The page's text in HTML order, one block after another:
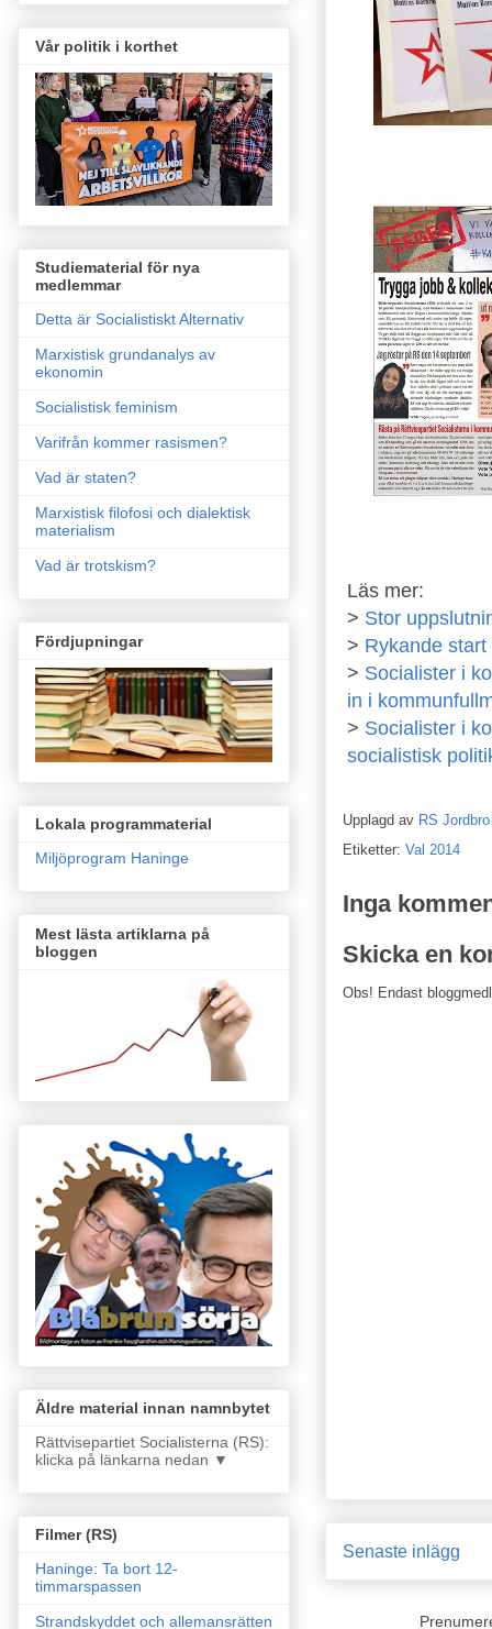
Läs mer:
> Stor
> Rykande
> Socialister i
in i
> Socialister i
socialistisk
Upplagd av RS Jordbro
Etiketter: Val 2014
Inga
Skicka en
Obs! Endast
Senaste inlägg
Vår politik i korthet
Studiematerial för nya
medlemmar
Detta är Socialistiskt Alternativ
Marxistisk grundanalys av
ekonomin
Socialistisk feminism
Varifrån kommer rasismen?
Vad är staten?
Marxistisk filofosi och dialektisk
materialism
Vad är trotskism?
Fördjupningar
Lokala programmaterial
Miljöprogram Haninge
Mest lästa artiklarna på
bloggen
Äldre material innan namnbytet
Rättvisepartiet Socialisterna (RS):
klicka på länkarna nedan ▼
Filmer (RS)
Haninge: Ta bort 12-
timmarspassen
Strandskyddet och allemansrätten